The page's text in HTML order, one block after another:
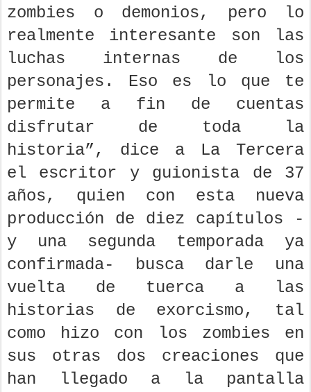
zombies o demonios, pero lo
realmente interesante son las
luchas internas de los
personajes. Eso es lo que te
permite a fin de cuentas
disfrutar de toda la
historia”, dice a La Tercera
el escritor y guionista de 37
años, quien con esta nueva
producción de diez capítulos -
y una segunda temporada ya
confirmada- busca darle una
vuelta de tuerca a las
historias de exorcismo, tal
como hizo con los zombies en
sus otras dos creaciones que
han llegado a la pantalla